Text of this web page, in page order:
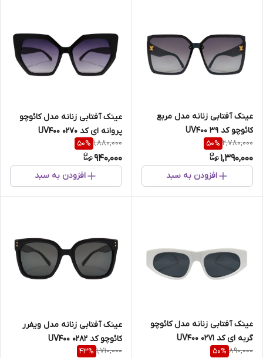
عینک آفتابی زنانه مدل مربع
کائوچو کد 39 UV400
2,780,000
50%
1,390,000
افزودن به سبد
عینک آفتابی زنانه مدل کائوچو
پروانه ای کد 0270 UV400
1,880,000
50%
940,000
افزودن به سبد
عینک آفتابی زنانه مدل کائوچو
گربه ای کد 0271 UV400
890,000
50%
عینک آفتابی زنانه مدل ویفرر
کائوچو کد 0282 UV400
1,710,000
43%